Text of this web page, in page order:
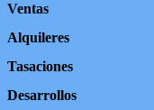
Ventas
Alquileres
Tasaciones
Desarrollos